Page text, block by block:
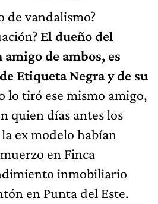
de vandalismo?
El dueño del
de ambos, es
Etiqueta Negra y de su
lo tiró ese mismo amigo,
quien días antes los
ex modelo habían
en Finca
inmobiliario
en Punta del Este.